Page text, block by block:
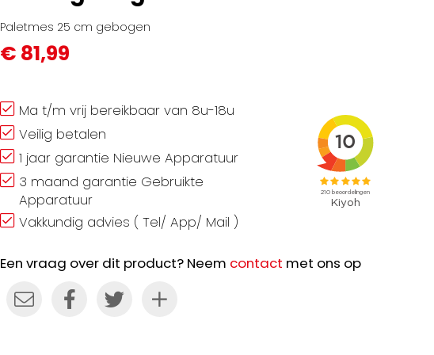
Paletmes 25 cm gebogen
€ 81,99
Ma t/m vrij bereikbaar van 8u-18u
Veilig betalen
1 jaar garantie Nieuwe Apparatuur
3 maand garantie Gebruikte
Apparatuur
Vakkundig advies ( Tel/ App/ Mail )
Een vraag over dit product? Neem contact met ons op